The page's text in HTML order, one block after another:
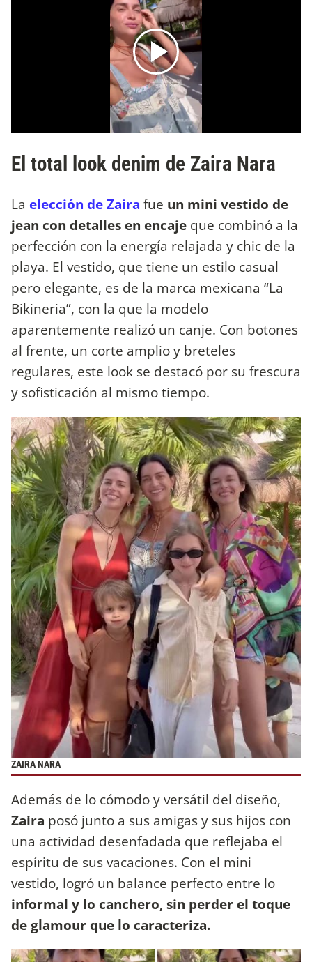
El total look denim de Zaira Nara
La elección de Zaira fue un mini vestido de
jean con detalles en encaje que combinó a la
perfección con la energía relajada y chic de la
playa. El vestido, que tiene un estilo casual
pero elegante, es de la marca mexicana “La
Bikineria”, con la que la modelo
aparentemente realizó un canje. Con botones
al frente, un corte amplio y breteles
regulares, este look se destacó por su frescura
y sofisticación al mismo tiempo.
ZAIRA NARA
Además de lo cómodo y versátil del diseño,
Zaira posó junto a sus amigas y sus hijos con
una actividad desenfadada que reflejaba el
espíritu de sus vacaciones. Con el mini
vestido, logró un balance perfecto entre lo
informal y lo canchero, sin perder el toque
de glamour que lo caracteriza.